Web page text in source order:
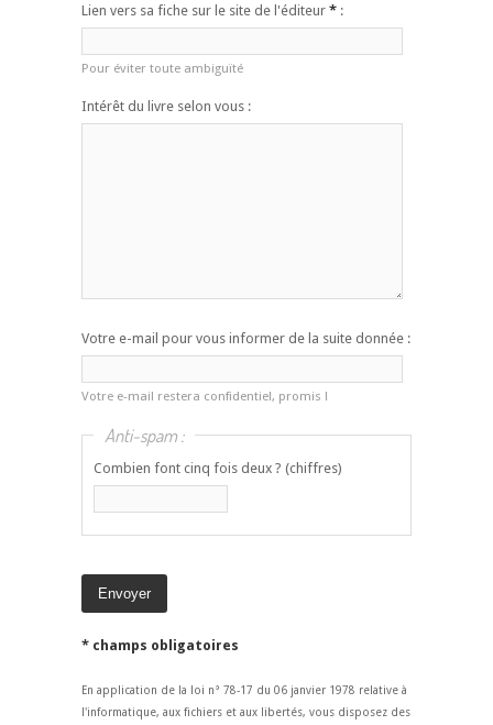
Lien vers sa fiche sur le site de l'éditeur * :
Pour éviter toute ambiguïté
Intérêt du livre selon vous :
Votre e-mail pour vous informer de la suite donnée :
Votre e-mail restera confidentiel, promis !
Anti-spam :
Combien font cinq fois deux ? (chiffres)
* champs obligatoires
En application de la loi n° 78-17 du 06 janvier 1978 relative à
l'informatique, aux fichiers et aux libertés, vous disposez des